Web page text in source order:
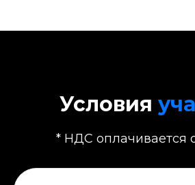
Условия
* НДС оплачивается